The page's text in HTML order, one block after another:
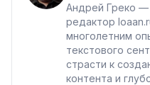
Андрей Греко —
редактор
многолетним
текстового
страсти к
контента и